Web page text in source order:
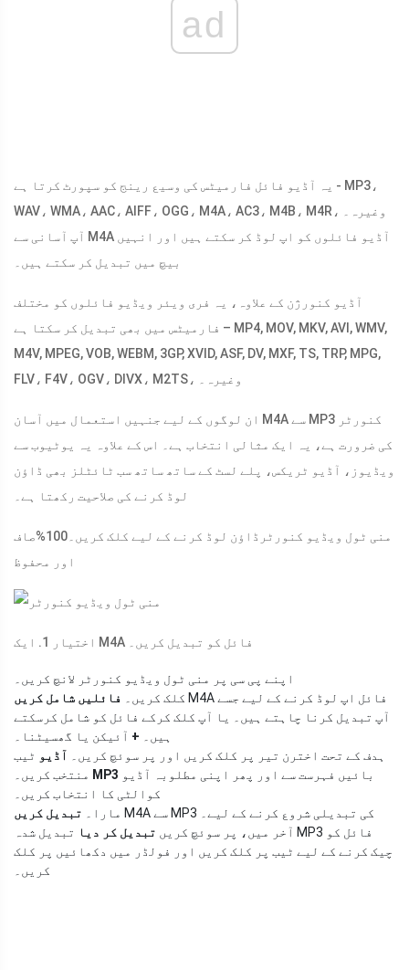
ad
یہ آڈیو فائل فارمیٹس کی وسیع رینج کو سپورٹ کرتا ہے - MP3،
WAV، WMA، AAC، AIFF، OGG، M4A، AC3، M4B، M4R، وغیرہ۔
آپ آسانی سے M4A آڈیو فائلوں کو اپ لوڈ کر سکتے ہیں اور انہیں
بیچ میں تبدیل کر سکتے ہیں۔
آڈیو کنورژن کے علاوہ، یہ فری ویئر ویڈیو فائلوں کو مختلف
فارمیٹس میں بھی تبدیل کر سکتا ہے – MP4, MOV, MKV, AVI, WMV,
M4V, MPEG, VOB, WEBM, 3GP, XVID, ASF, DV, MXF, TS, TRP, MPG,
FLV، F4V، OGV، DIVX، M2TS، وغیرہ۔
ان لوگوں کے لیے جنہیں استعمال میں آسان M4A سے MP3 کنورٹر
کی ضرورت ہے، یہ ایک مثالی انتخاب ہے۔ اس کے علاوہ یہ یوٹیوب سے
ویڈیوز، آڈیو ٹریکس، پلے لسٹ کے ساتھ ساتھ سب ٹائٹلز بھی ڈاؤن
لوڈ کرنے کی صلاحیت رکھتا ہے۔
منی ٹول ویڈیو کنورٹر ڈاؤن لوڈ کرنے کے لیے کلک کریں۔100%
صاف
اور محفوظ
اختیار 1. ایک M4A فائل کو تبدیل کریں۔
اپنے پی سی پر منی ٹول ویڈیو کنورٹر لانچ کریں۔
کلک کریں۔ فائلیں شامل کریں
M4A فائل اپ لوڈ کرنے کے لیے جسے
آپ تبدیل کرنا چاہتے ہیں۔ یا آپ کلک کرکے فائل کو شامل کرسکتے
ہیں۔ + آئیکن یا گھسیٹنا۔
ہدف کے تحت اخترن تیر پر کلک کریں اور پر سوئچ کریں۔ آڈیو ٹیب
MP3
کوالٹی کا انتخاب کریں۔
مارا۔ تبدیل کریں
M4A سے MP3 کی تبدیلی شروع کرنے کے لیے۔
آخر میں، پر سوئچ کریں تبدیل کر دیا تبدیل شدہ MP3 فائل کو
چیک کرنے کے لیے ٹیب پر کلک کریں اور فولڈر میں دکھائیں پر کلک
کریں۔